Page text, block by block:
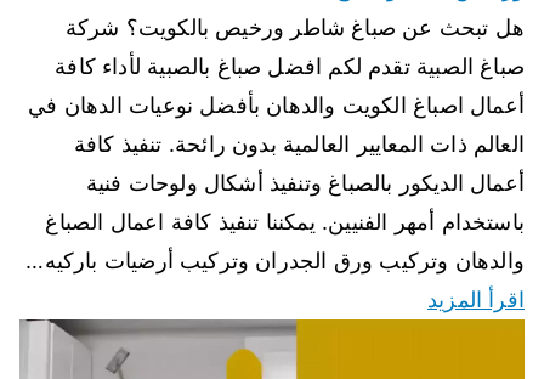
هل تبحث عن صباغ شاطر ورخيص بالكويت؟ شركة
صباغ الصبية تقدم لكم افضل صباغ بالصبية لأداء كافة
أعمال اصباغ الكويت والدهان بأفضل نوعيات الدهان في
العالم ذات المعايير العالمية بدون رائحة. تنفيذ كافة
أعمال الديكور بالصباغ وتنفيذ أشكال ولوحات فنية
باستخدام أمهر الفنيين. يمكننا تنفيذ كافة اعمال الصباغ
والدهان وتركيب ورق الجدران وتركيب أرضيات باركيه…
اقرأ المزيد